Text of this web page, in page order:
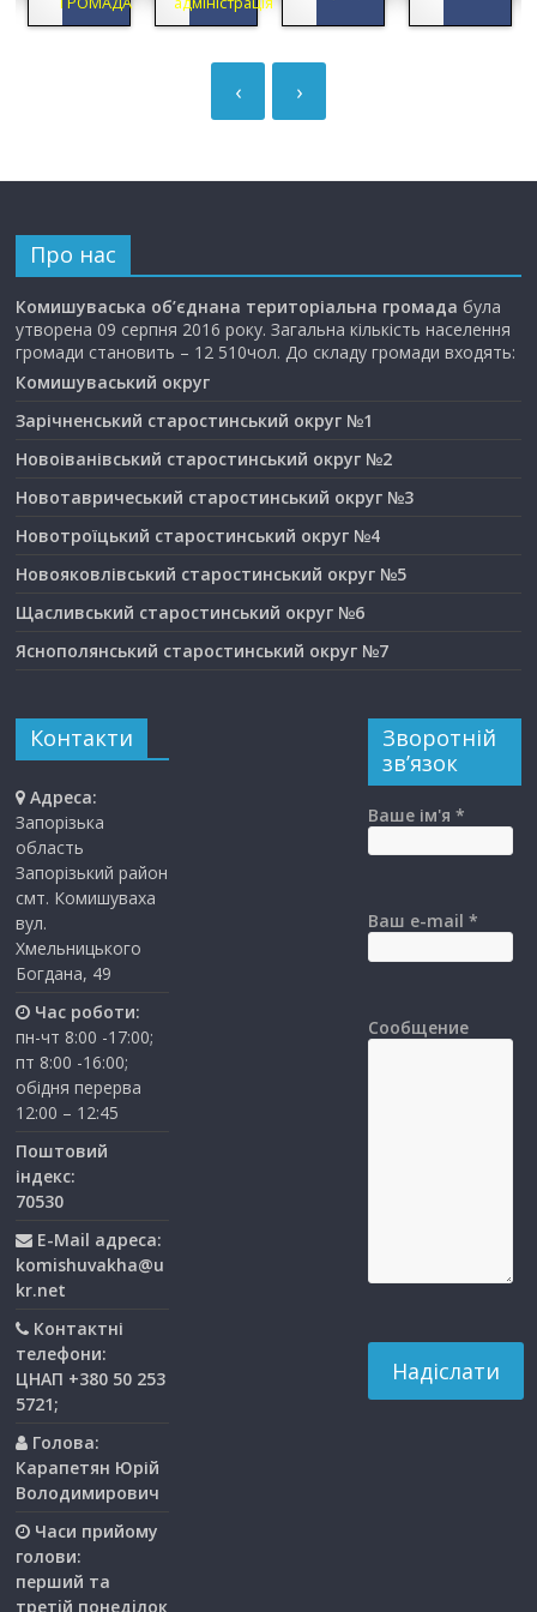
›
‹
Про нас
Комишуваська об’єднана територіальна громада була
утворена 09 серпня 2016 року. Загальна кількість населення
громади становить – 12 510чол. До складу громади входять:
Комишуваський округ
Зарічненський старостинський округ №1
Новоіванівський старостинський округ №2
Новотавричеський старостинський округ №3
Новотроїцький старостинський округ №4
Новояковлівський старостинський округ №5
Щасливський старостинський округ №6
Яснополянський старостинський округ №7
Контакти
Адреса:
Запорізька
область
Запорізький район
смт. Комишуваха
вул.
Хмельницького
Богдана, 49
Час роботи:
пн-чт 8:00 -17:00;
пт 8:00 -16:00;
обідня перерва
12:00 – 12:45
Поштовий
індекс:
70530
E-Mail адреса:
komishuvakha@u
kr.net
Контактні
телефони:
ЦНАП +380 50 253
5721;
Голова:
Карапетян Юрій
Володимирович
Часи прийому
голови:
перший та
третiй понедiлок
Зворотній
зв’язок
Ваше ім'я *
Ваш e-mail *
Сообщение